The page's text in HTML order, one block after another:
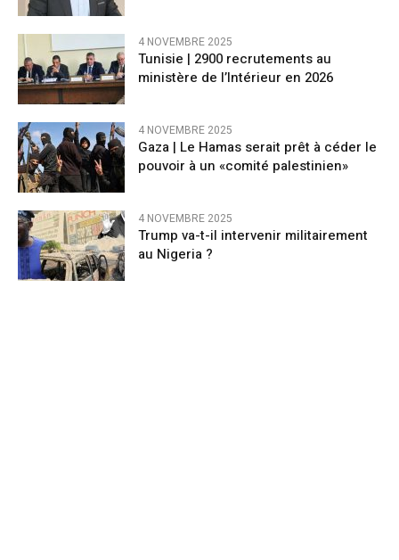
4 NOVEMBRE 2025
Tunisie | 2900 recrutements au
ministère de l’Intérieur en 2026
4 NOVEMBRE 2025
Gaza | Le Hamas serait prêt à céder le
pouvoir à un «comité palestinien»
4 NOVEMBRE 2025
Trump va-t-il intervenir militairement
au Nigeria ?